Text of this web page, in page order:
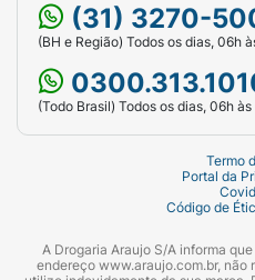
(31) 3270-
(BH e Região) Todos os dias, 06h
(Todo Brasil) Todos os dias, 06h
Termo
Portal da
Código de
A Drogaria Araujo S/A informa
endereço www.araujo.com.br,